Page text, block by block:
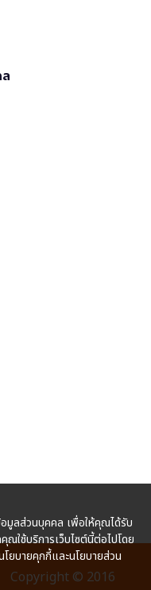
Copyright © 2016
มูลส่วนบุคคล เพื่อให้คุณได้รับ
ณใช้บริการเว็บไซต์นี้ต่อไปโดย
ยบายคุกกี้และนโยบายส่วน